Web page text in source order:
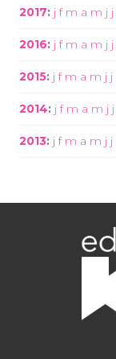
2017: j f m a m j j
2016: j f m a m j j
2015: j f m a m j j
2014: j f m a m j j
2013: j f m a m j j